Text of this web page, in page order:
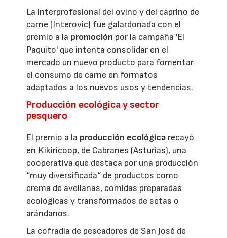
La interprofesional del ovino y del caprino de
carne (Interovic) fue galardonada con el
premio a la promoción por la campaña 'El
Paquito' que intenta consolidar en el
mercado un nuevo producto para fomentar
el consumo de carne en formatos
adaptados a los nuevos usos y tendencias.
Producción ecológica y sector
pesquero
El premio a la producción ecológica recayó
en Kikiricoop, de Cabranes (Asturias), una
cooperativa que destaca por una producción
“muy diversificada“ de productos como
crema de avellanas, comidas preparadas
ecológicas y transformados de setas o
arándanos.
La cofradía de pescadores de San José de